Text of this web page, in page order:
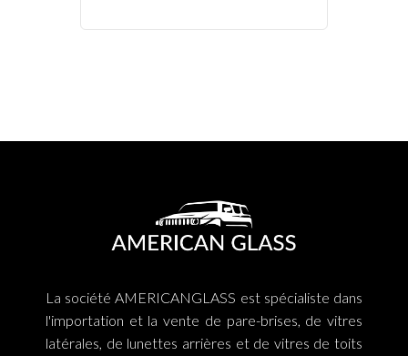
La société AMERICANGLASS est spécialiste dans
l'importation et la vente de pare-brises, de vitres
latérales, de lunettes arrières et de vitres de toits